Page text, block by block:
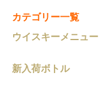
カテゴリー一覧
ウイスキーメニュー
新入荷ボトル